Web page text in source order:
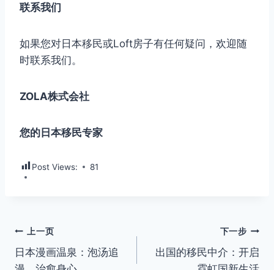
联系我们
如果您对日本移民或Loft房子有任何疑问，欢迎随
时联系我们。
ZOLA株式会社
您的日本移民专家
Post Views: 81
文
章
上一页
日本漫画温泉：泡汤追
下一步
出国的移民中介：开启